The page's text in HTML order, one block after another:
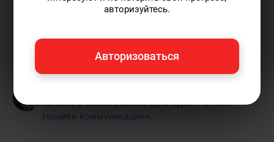
Преодоление негативного
Григорий Кшеминский— автор статей.
только, а также рекомендую курс«Лучшие
техники коммуникации»
авторизуйтесь.
Авторизоваться